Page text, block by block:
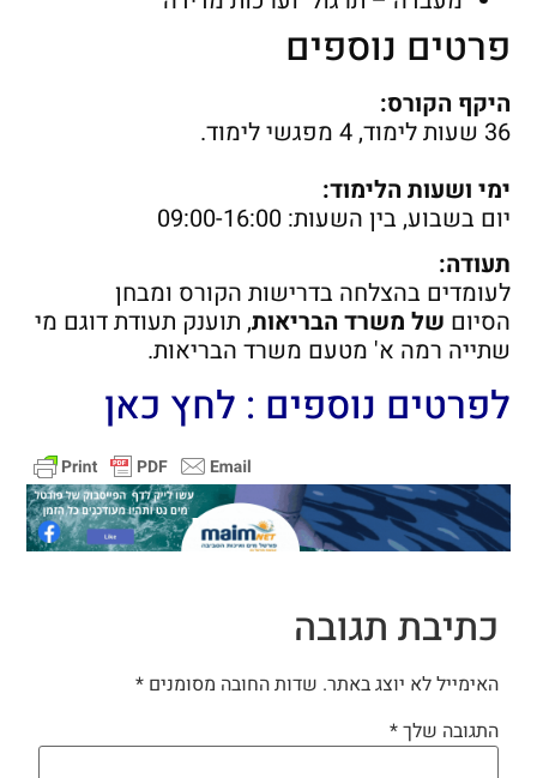
פרטים נוספים
היקף הקורס:
36 שעות לימוד, 4 מפגשי לימוד.
ימי ושעות הלימוד:
יום בשבוע, בין השעות: 09:00-16:00
תעודה:
לעומדים בהצלחה בדרישות הקורס ומבחן
הסיום של משרד הבריאות, תוענק תעודת דוגם מי
שתייה רמה א' מטעם משרד הבריאות.
לפרטים נוספים : לחץ כאן
כתיבת תגובה
האימייל לא יוצג באתר. שדות החובה מסומנים *
התגובה שלך*